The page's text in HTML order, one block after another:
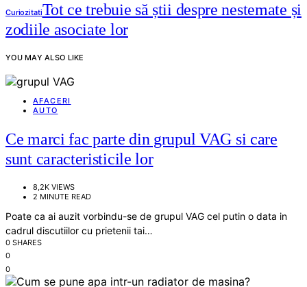
CuriozitatiTot ce trebuie să știi despre nestemate și
zodiile asociate lor
YOU MAY ALSO LIKE
AFACERI
AUTO
Ce marci fac parte din grupul VAG si care
sunt caracteristicile lor
8,2K VIEWS
2 MINUTE READ
Poate ca ai auzit vorbindu-se de grupul VAG cel putin o data in
cadrul discutiilor cu prietenii tai…
0 SHARES
0
0